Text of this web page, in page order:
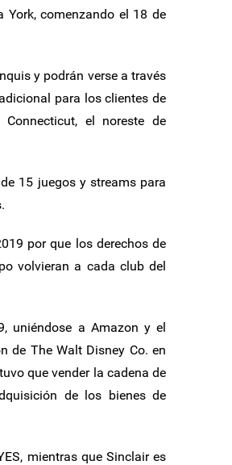
York, comenzando el 18 de
y podrán verse a través
para los clientes de
el noreste de
15 juegos y streams para
por que los derechos de
volvieran a cada club del
uniéndose a Amazon y el
de The Walt Disney Co. en
que vender la cadena de
de los bienes de
mientras que Sinclair es